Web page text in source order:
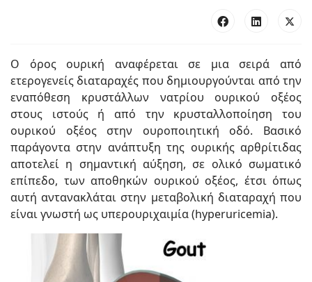
Ο όρος ουρική αναφέρεται σε μια σειρά από
ετερογενείς διαταραχές που δημιουργούνται από την
εναπόθεση κρυστάλλων νατρίου ουρικού οξέος
στους ιστούς ή από την κρυσταλλοποίηση του
ουρικού οξέος στην ουροποιητική οδό. Βασικό
παράγοντα στην ανάπτυξη της ουρικής αρθρίτιδας
αποτελεί η σημαντική αύξηση, σε ολικό σωματικό
επίπεδο, των αποθηκών ουρικού οξέος, έτσι όπως
αυτή αντανακλάται στην μεταβολική διαταραχή που
είναι γνωστή ως υπερουριχαιμία (hyperuricemia).